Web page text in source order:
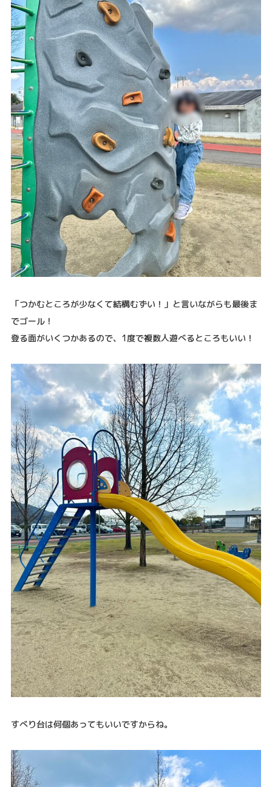
「つかむところが少なくて結構むずい！」と言いながらも最後ま
でゴール！
登る面がいくつかあるので、1度で複数人遊べるところもいい！
すべり台は何個あってもいいですからね。